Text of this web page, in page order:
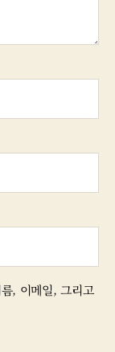
, 이메일, 그리고